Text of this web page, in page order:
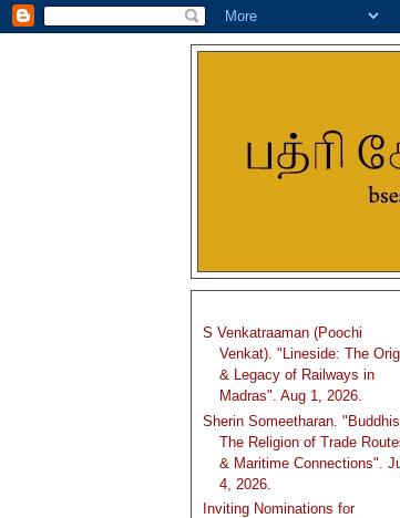
S Venkatraaman (Poochi
Venkat). "Lineside: The
& Legacy of Railways in
Madras". Aug 1, 2026.
Sherin Someetharan.
The Religion of Trade
& Maritime Connections".
4, 2026.
Inviting Nominations for